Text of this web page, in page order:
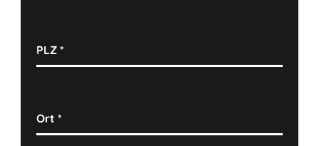
PLZ*
Ort*